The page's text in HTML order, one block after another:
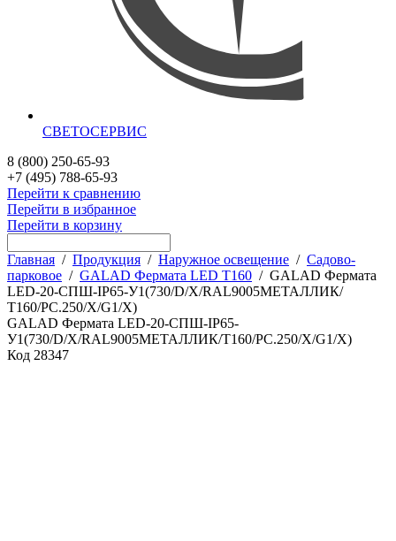
СВЕТОСЕРВИС
8 (800) 250-65-93
+7 (495) 788-65-93
Перейти к сравнению
Перейти в избранное
Перейти в корзину
Главная / Продукция / Наружное освещение / Садово-
парковое / GALAD Фермата LED Т160 / GALAD Фермата
LED-20-СПШ-IP65-У1(730/D/X/RAL9005МЕТАЛЛИК/
Т160/PC.250/X/G1/X)
GALAD Фермата LED-20-СПШ-IP65-
У1(730/D/X/RAL9005МЕТАЛЛИК/Т160/PC.250/X/G1/X)
Код 28347